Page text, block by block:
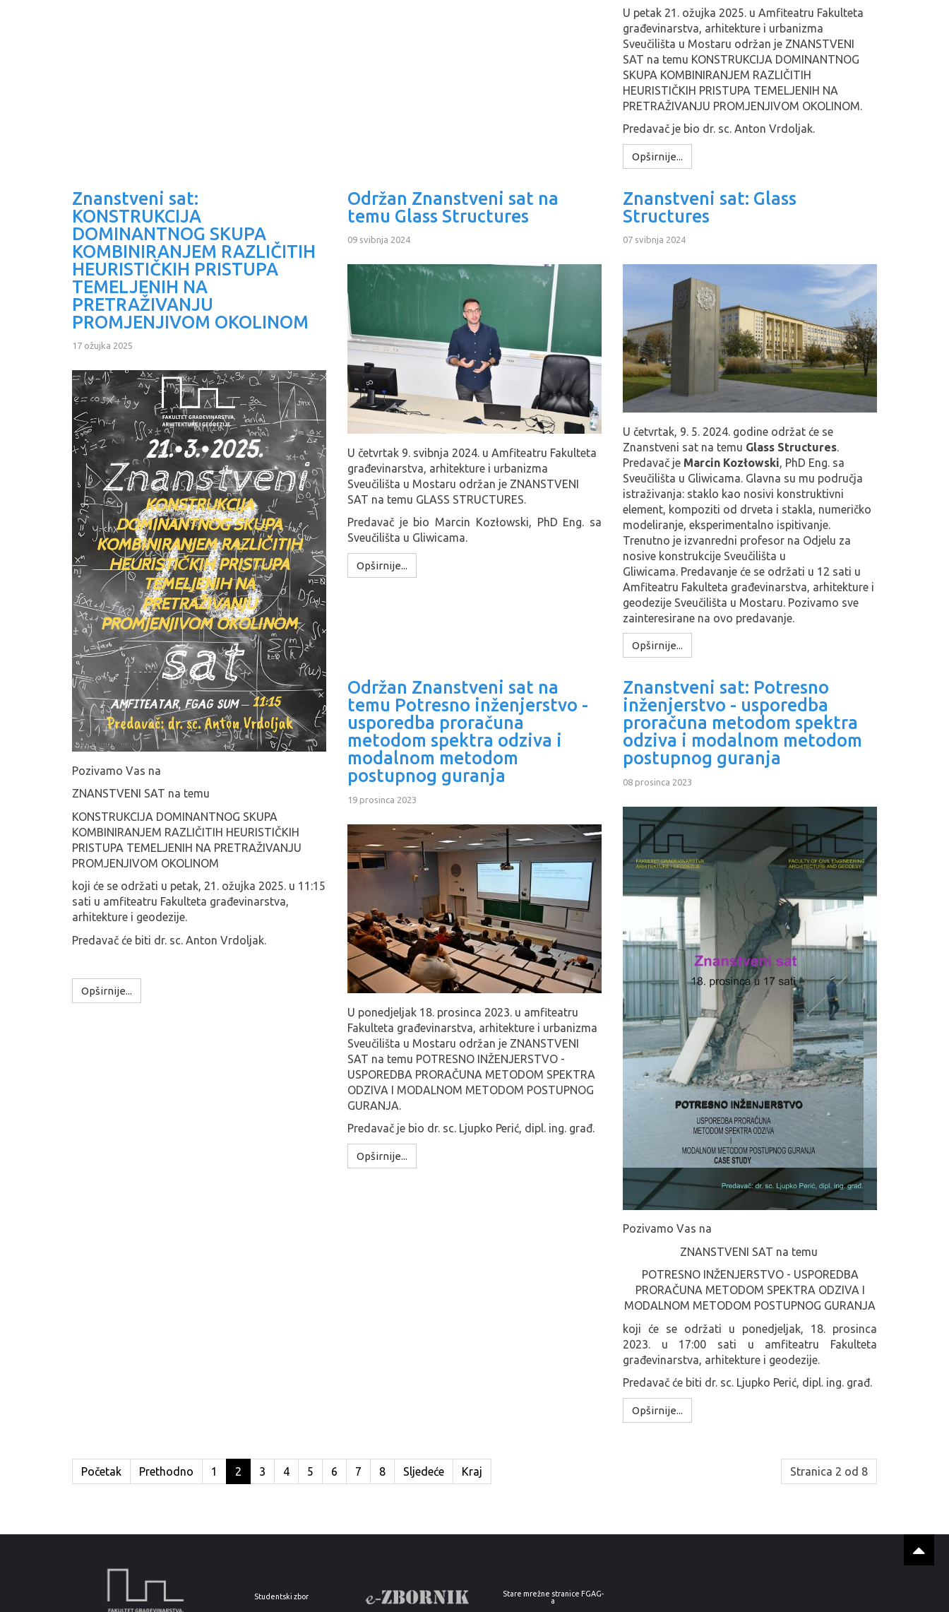
U petak 21. ožujka 2025. u Amfiteatru Fakulteta
građevinarstva, arhitekture i urbanizma
Sveučilišta u Mostaru održan je ZNANSTVENI
SAT na temu KONSTRUKCIJA DOMINANTNOG
SKUPA KOMBINIRANJEM RAZLIČITIH
HEURISTIČKIH PRISTUPA TEMELJENIH NA
PRETRAŽIVANJU PROMJENJIVOM OKOLINOM.
Predavač je bio dr. sc. Anton Vrdoljak.
Opširnije...
Znanstveni sat:
KONSTRUKCIJA
DOMINANTNOG SKUPA
KOMBINIRANJEM RAZLIČITIH
HEURISTIČKIH PRISTUPA
TEMELJENIH NA
PRETRAŽIVANJU
PROMJENJIVOM OKOLINOM
17 ožujka 2025
Pozivamo Vas na
ZNANSTVENI SAT na temu
KONSTRUKCIJA DOMINANTNOG SKUPA
KOMBINIRANJEM RAZLIČITIH HEURISTIČKIH
PRISTUPA TEMELJENIH NA PRETRAŽIVANJU
PROMJENJIVOM OKOLINOM
koji će se održati u petak, 21. ožujka 2025. u 11:15
sati u amfiteatru Fakulteta građevinarstva,
arhitekture i geodezije.
Predavač će biti dr. sc. Anton Vrdoljak.
Opširnije...
Održan Znanstveni sat na
temu Glass Structures
09 svibnja 2024
U četvrtak 9. svibnja 2024. u Amfiteatru Fakulteta
građevinarstva, arhitekture i urbanizma
Sveučilišta u Mostaru održan je ZNANSTVENI
SAT na temu GLASS STRUCTURES.
Predavač je bio Marcin Kozłowski, PhD Eng. sa
Sveučilišta u Gliwicama.
Opširnije...
Znanstveni sat: Glass
Structures
07 svibnja 2024
U četvrtak, 9. 5. 2024. godine održat će se
Znanstveni sat na temu Glass Structures.
Predavač je Marcin Kozłowski, PhD Eng. sa
Sveučilišta u Gliwicama. Glavna su mu područja
istraživanja: staklo kao nosivi konstruktivni
element, kompoziti od drveta i stakla, numeričko
modeliranje, eksperimentalno ispitivanje.
Trenutno je izvanredni profesor na Odjelu za
nosive konstrukcije Sveučilišta u
Gliwicama. Predavanje će se održati u 12 sati u
Amfiteatru Fakulteta građevinarstva, arhitekture i
geodezije Sveučilišta u Mostaru. Pozivamo sve
zainteresirane na ovo predavanje.
Opširnije...
Održan Znanstveni sat na
temu Potresno inženjerstvo -
usporedba proračuna
metodom spektra odziva i
modalnom metodom
postupnog guranja
19 prosinca 2023
U ponedjeljak 18. prosinca 2023. u amfiteatru
Fakulteta građevinarstva, arhitekture i urbanizma
Sveučilišta u Mostaru održan je ZNANSTVENI
SAT na temu POTRESNO INŽENJERSTVO -
USPOREDBA PRORAČUNA METODOM SPEKTRA
ODZIVA I MODALNOM METODOM POSTUPNOG
GURANJA.
Predavač je bio dr. sc. Ljupko Perić, dipl. ing. građ.
Opširnije...
Znanstveni sat: Potresno
inženjerstvo - usporedba
proračuna metodom spektra
odziva i modalnom metodom
postupnog guranja
08 prosinca 2023
Pozivamo Vas na
ZNANSTVENI SAT na temu
POTRESNO INŽENJERSTVO - USPOREDBA
PRORAČUNA METODOM SPEKTRA ODZIVA I
MODALNOM METODOM POSTUPNOG GURANJA
koji će se održati u ponedjeljak, 18. prosinca
2023. u 17:00 sati u amfiteatru Fakulteta
građevinarstva, arhitekture i geodezije.
Predavač će biti dr. sc. Ljupko Perić, dipl. ing. građ.
Opširnije...
Stranica 2 od 8
Početak Prethodno 1 2 3 4 5 6 7 8 Sljedeće Kraj
Studentski zbor
Stare mrežne stranice FGAG-
a